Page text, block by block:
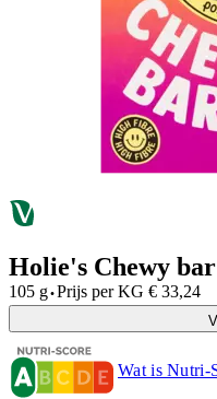
Holie's Chewy
105 g·Prijs per KG € 33,24
Wat is Nutri-